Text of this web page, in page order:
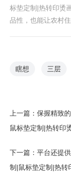
标垫定制|热转印烫
品性，也能让农村
瞎想 三层
上一篇： 保握精致
鼠标垫定制|热转印
下一篇： 平台还提
制|鼠标垫定制|热转